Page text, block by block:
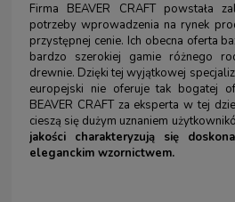
Firma BEAVER CRAFT powstała
potrzeby wprowadzenia na rynek
przystępnej cenie. Ich obecna oferta
bardzo szerokiej gamie różnego
drewnie. Dzięki tej wyjątkowej
europejski nie oferuje tak bogatej
BEAVER CRAFT za eksperta w tej
cieszą się dużym uznaniem
jakości charakteryzują się
eleganckim wzornictwem.